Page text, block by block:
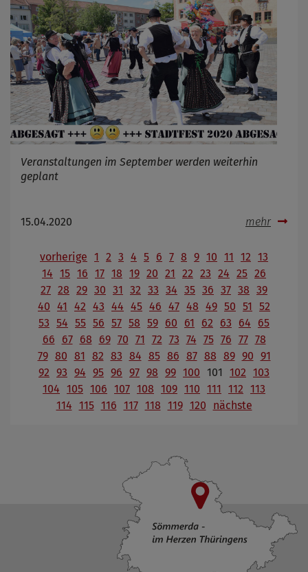
Veranstaltungen im September werden weiterhin
geplant
15.04.2020 mehr
vorherige 1 2 3 4 5 6 7 8 9 10 11 12 13
14 15 16 17 18 19 20 21 22 23 24 25 26
27 28 29 30 31 32 33 34 35 36 37 38 39
40 41 42 43 44 45 46 47 48 49 50 51
52
53 54 55 56 57 58 59 60 61 62 63 64
65
66
67 68 69 70 71 72 73 74 75 76 77 78
79 80 81 82 83 84 85 86 87 88 89 90 91
92 93 94 95 96 97 98 99 100 101 102 103
104 105 106 107 108 109 110 111 112 113
114 115 116 117 118 119 120 nächste